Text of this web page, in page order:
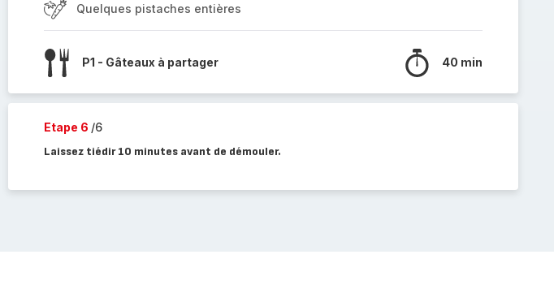
Quelques pistaches entières
P1 - Gâteaux à partager 40 min
Etape 6 /6
Laissez tiédir 10 minutes avant de démouler.